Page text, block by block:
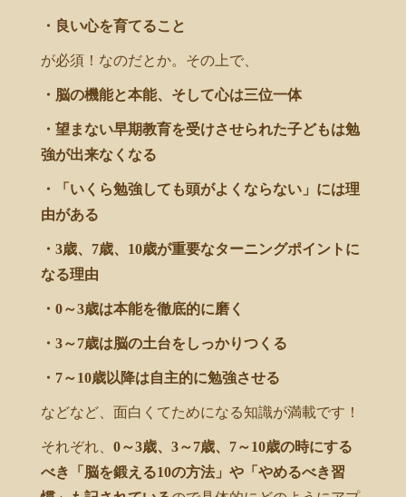
・良い心を育てること
が必須！なのだとか。その上で、
・脳の機能と本能、そして心は三位一体
・望まない早期教育を受けさせられた子どもは勉
強が出来なくなる
・「いくら勉強しても頭がよくならない」には理
由がある
・3歳、7歳、10歳が重要なターニングポイントに
なる理由
・0～3歳は本能を徹底的に磨く
・3～7歳は脳の土台をしっかりつくる
・7～10歳以降は自主的に勉強させる
などなど、面白くてためになる知識が満載です！
それぞれ、 0～3歳、3～7歳、7～10歳の時にする
べき「脳を鍛える10の方法」や「やめるべき習